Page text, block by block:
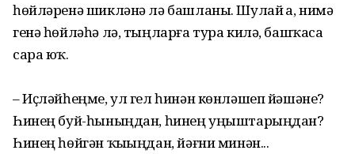
һөйләренә шикләнә лә башланы. Шулай ҙа, нимә
генә һөйләһә лә, тыңларға тура килә, башҡаса
сара юҡ.
– Иҫләйһеңме, ул гел һинән көнләшеп йәшәне?
Һинең буй-һыныңдан, һинең уңыштарыңдан?
Һинең һөйгән ҡыҙыңдан, йәғни минән...